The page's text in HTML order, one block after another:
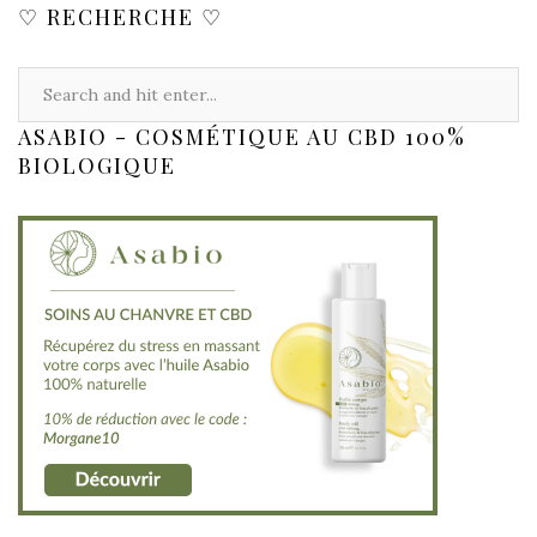
♡ RECHERCHE ♡
ASABIO - COSMÉTIQUE AU CBD 100%
BIOLOGIQUE